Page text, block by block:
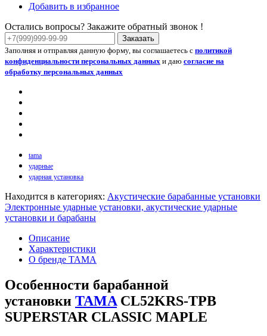
Добавить в избранное
Остались вопросы? Закажите обратный звонок !
Заказать
Заполняя и отправляя данную форму, вы соглашаетесь с политикой
конфиденциальности персональных данных и даю согласие на
обработку персональных данных
tama
ударные
ударная установка
Находится в категориях: Акустические барабанные установки
Электронные ударные установки, акустические ударные
установки и барабаны
Описание
Характеристики
О бренде TAMA
Особенности барабанной
установки TAMA CL52KRS-TPB
SUPERSTAR CLASSIC MAPLE